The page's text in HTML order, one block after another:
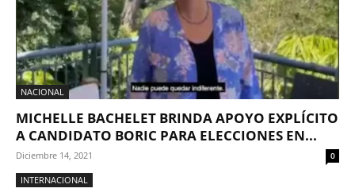
NACIONAL
MICHELLE BACHELET BRINDA APOYO EXPLÍCITO
A CANDIDATO BORIC PARA ELECCIONES EN...
Diciembre 14, 2021 0
INTERNACIONAL